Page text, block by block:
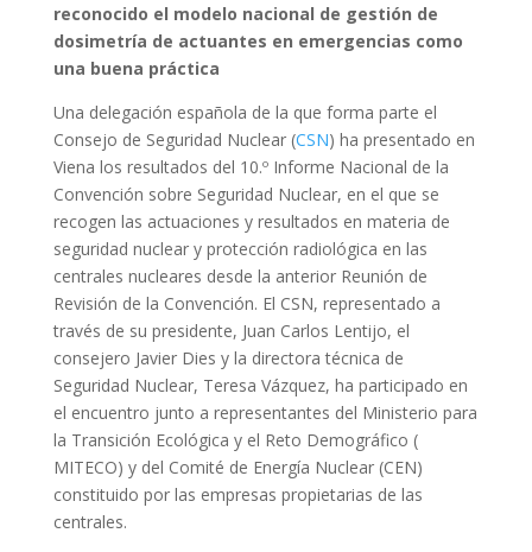
reconocido el modelo nacional de gestión de
dosimetría de actuantes en emergencias como
una buena práctica
Una delegación española de la que forma parte el
Consejo de Seguridad Nuclear (CSN) ha presentado en
Viena los resultados del 10.º Informe Nacional de la
Convención sobre Seguridad Nuclear, en el que se
recogen las actuaciones y resultados en materia de
seguridad nuclear y protección radiológica en las
centrales nucleares desde la anterior Reunión de
Revisión de la Convención. El CSN, representado a
través de su presidente, Juan Carlos Lentijo, el
consejero Javier Dies y la directora técnica de
Seguridad Nuclear, Teresa Vázquez, ha participado en
el encuentro junto a representantes del Ministerio para
la Transición Ecológica y el Reto Demográfico (
MITECO) y del Comité de Energía Nuclear (CEN)
constituido por las empresas propietarias de las
centrales.